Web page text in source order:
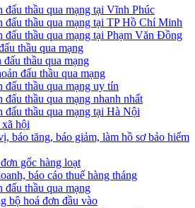
thầu qua mạng tại Vĩnh Phúc
thầu qua mạng tại TP Hồ Chí Minh
thầu qua mạng tại Phạm Văn Đồng
thầu qua mạng
thầu qua mạng
đấu thầu qua mạng
thầu qua mạng uy tín
thầu qua mạng nhanh nhất
thầu qua mạng tại Hà Nội
hội
báo tăng, báo giảm, làm hồ sơ bảo hiểm
gốc hàng loạt
báo cáo thuế hàng tháng
thầu qua mạng
bộ hoá đơn đầu vào